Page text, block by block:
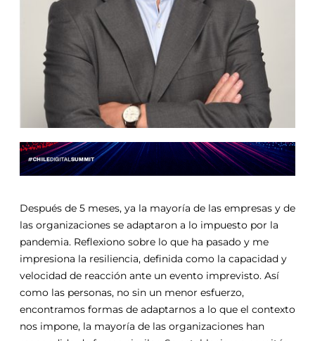
Después de 5 meses, ya la mayoría de las empresas y de
las organizaciones se adaptaron a lo impuesto por la
pandemia. Reflexiono sobre lo que ha pasado y me
impresiona la resiliencia, definida como la capacidad y
velocidad de reacción ante un evento imprevisto. Así
como las personas, no sin un menor esfuerzo,
encontramos formas de adaptarnos a lo que el contexto
nos impone, la mayoría de las organizaciones han